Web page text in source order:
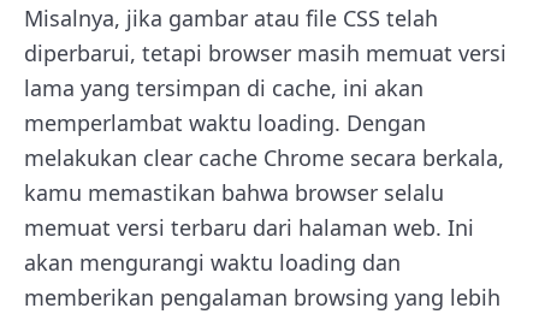
Misalnya, jika gambar atau file CSS telah
diperbarui, tetapi browser masih memuat versi
lama yang tersimpan di cache, ini akan
memperlambat waktu loading. Dengan
melakukan clear cache Chrome secara berkala,
kamu memastikan bahwa browser selalu
memuat versi terbaru dari halaman web. Ini
akan mengurangi waktu loading dan
memberikan pengalaman browsing yang lebih